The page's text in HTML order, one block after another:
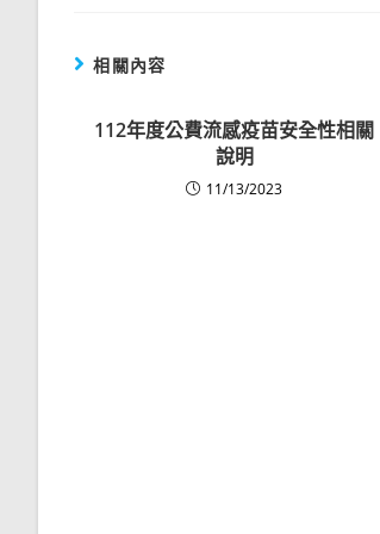
相關內容
112年度公費流感疫苗安全性相關
說明
11/13/2023